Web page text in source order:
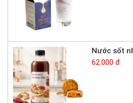
Nước sốt
62.000 đ